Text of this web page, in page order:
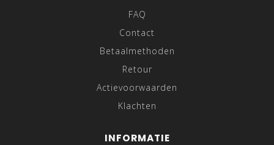
FAQ
Contact
Betaalmethoden
Retour
Actievoorwaarden
Klachten
INFORMATIE